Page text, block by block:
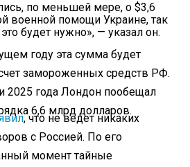
по меньшей мере, о $3,6
военной помощи Украине, так
будет нужно», — указал он.
году эта сумма будет
замороженных средств РФ.
2025 года Лондон пообещал
6,6 млрд долларов.
, что не ведет никаких
с Россией. По его
момент тайные